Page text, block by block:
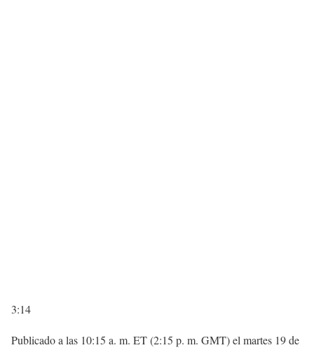
3:14
Publicado a las 10:15 a. m. ET (2:15 p. m. GMT) el martes 19 de